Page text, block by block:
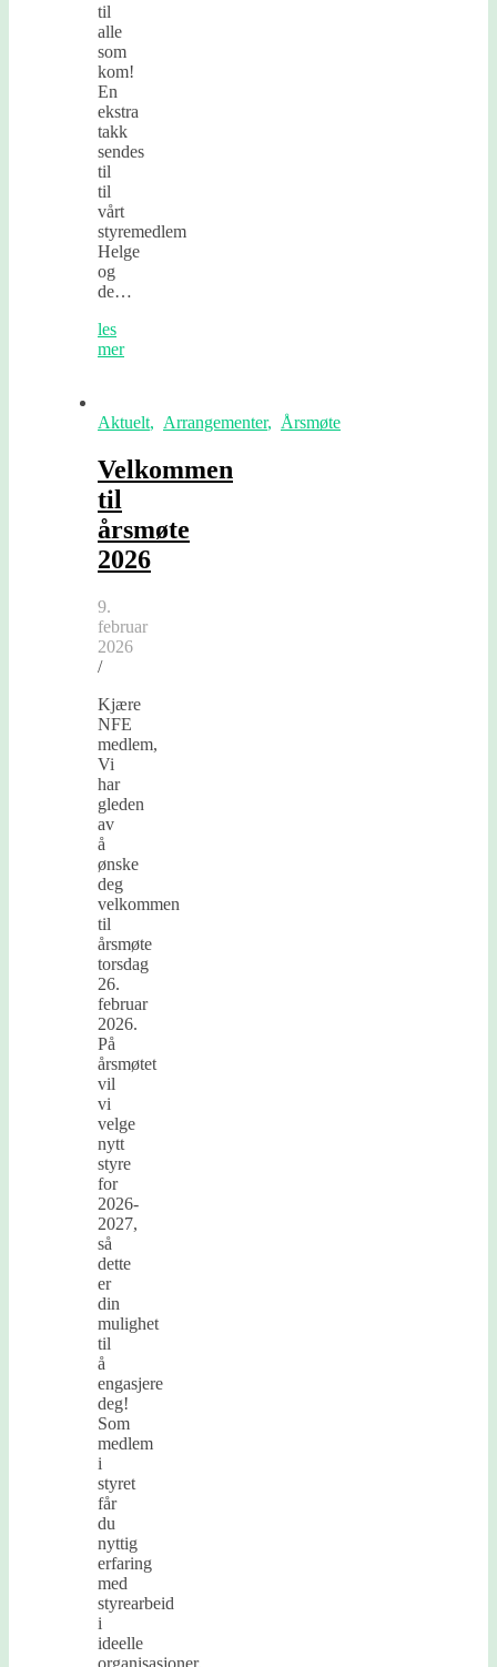
til
alle
som
kom!
En
ekstra
takk
sendes
til
til
vårt
styremedlem
Helge
og
de…
les
mer
Aktuelt, Arrangementer, Årsmøte
Velkommen
til
årsmøte
2026
9.
februar
2026
/
Kjære
NFE
medlem,
Vi
har
gleden
av
å
ønske
deg
velkommen
til
årsmøte
torsdag
26.
februar
2026.
På
årsmøtet
vil
vi
velge
nytt
styre
for
2026-
2027,
så
dette
er
din
mulighet
til
å
engasjere
deg!
Som
medlem
i
styret
får
du
nyttig
erfaring
med
styrearbeid
i
ideelle
organisasjoner,